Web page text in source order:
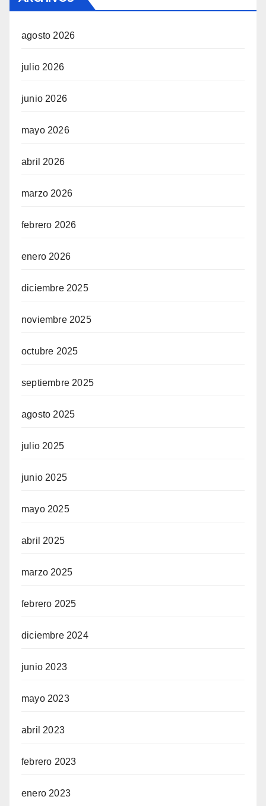
agosto 2026
julio 2026
junio 2026
mayo 2026
abril 2026
marzo 2026
febrero 2026
enero 2026
diciembre 2025
noviembre 2025
octubre 2025
septiembre 2025
agosto 2025
julio 2025
junio 2025
mayo 2025
abril 2025
marzo 2025
febrero 2025
diciembre 2024
junio 2023
mayo 2023
abril 2023
febrero 2023
enero 2023